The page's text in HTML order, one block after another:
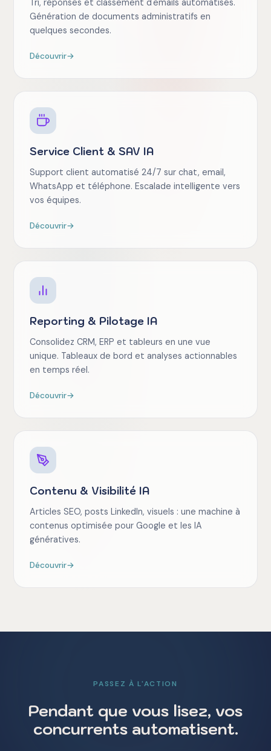
Tri, réponses et classement d'emails automatisés.
Génération de documents administratifs en
quelques secondes.
Découvrir→
Service Client & SAV IA
Support client automatisé 24/7 sur chat, email,
WhatsApp et téléphone. Escalade intelligente vers
vos équipes.
Découvrir→
Reporting & Pilotage IA
Consolidez CRM, ERP et tableurs en une vue
unique. Tableaux de bord et analyses actionnables
en temps réel.
Découvrir→
Contenu & Visibilité IA
Articles SEO, posts LinkedIn, visuels : une machine à
contenus optimisée pour Google et les IA
génératives.
Découvrir→
PASSEZ À L'ACTION
Pendant que vous lisez, vos
concurrents automatisent.